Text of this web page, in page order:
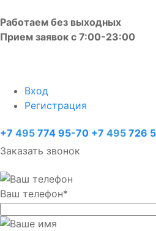
Работаем без выходных
Прием заявок с 7:00-23:00
Вход
Регистрация
+7 495 774 95-70 +7 495 726
Заказать звонок
Ваш телефон*